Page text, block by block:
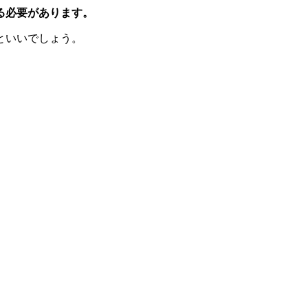
要があります。
いでしょう。